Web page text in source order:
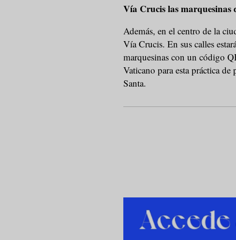
Vía Crucis las marquesinas
Además, en el centro de la
Vía Crucis. En sus calles
marquesinas con un código
Vaticano para esta práctica
Santa.